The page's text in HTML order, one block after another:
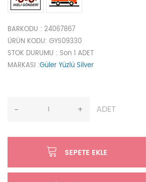
BARKODU : 24067867
ÜRÜN KODU: GYS09330
STOK DURUMU : Son 1 ADET
MARKASI :Güler Yüzlü Silver
- + ADET
SEPETE EKLE